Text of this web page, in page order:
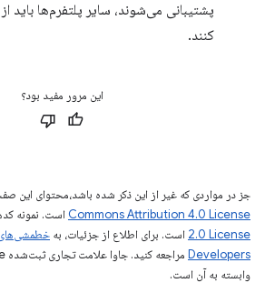
کنند.
این مرور مفید بود؟
جز در مواردی که غیر از این ذکر شده باشد،‌محتوای این
Commons Attribution 4.0 License است. نمونه
2.0 License است. برای اطلاع از جزئیات، به
Developers‏
وابسته به آن است.